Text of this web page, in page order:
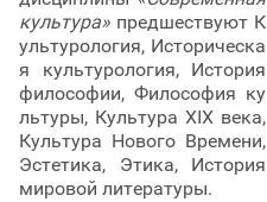
культура» предшествуют К
ультурология, Историческа
я культурология, История
философии, Философия ку
льтуры, Культура XIX века,
Культура Нового Времени,
Эстетика, Этика, История
мировой литературы.